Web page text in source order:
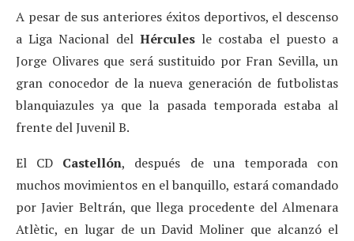
A pesar de sus anteriores éxitos deportivos, el descenso
a Liga Nacional del Hérculesle costaba el puesto a
Jorge Olivares que será sustituido por Fran Sevilla, un
gran conocedor de la nueva generación de futbolistas
blanquiazules ya que la pasada temporada estaba al
frente del Juvenil B.
El CD Castellón, después de una temporada con
muchos movimientos en el banquillo, estará comandado
por Javier Beltrán, que llega procedente del Almenara
Atlètic, en lugar de un David Moliner que alcanzó el